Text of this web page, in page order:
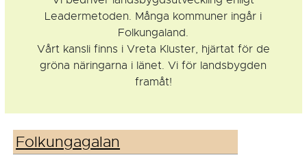
Leadermetoden. Många kommuner ingår i
Folkungaland.
Vårt kansli finns i Vreta Kluster, hjärtat för de
gröna näringarna i länet. Vi för landsbygden
framåt!
Folkungagalan